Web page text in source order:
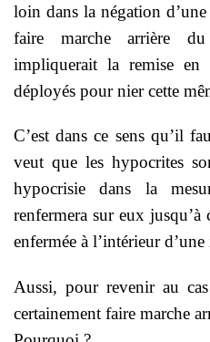
loin dans la négation
faire marche arrière
impliquerait la remise en
déployés pour nier cette
C’est dans ce sens qu’il
veut que les hypocrites
hypocrisie dans la
renfermera sur eux
enfermée à l’intérieur
Aussi, pour revenir au
certainement faire marche